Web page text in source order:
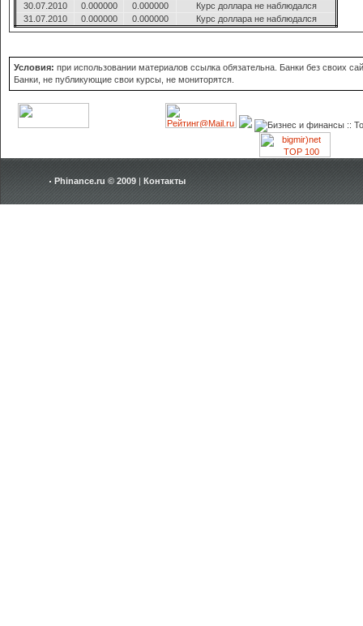
30.07.2010
0.000000 0.000000
Курс доллара не наблюдался
31.07.2010
0.000000 0.000000 Курс доллара не наблюдался
Условия: при использовании материалов ссылка обязательна. Банки без своих
Банки, не публикующие свои курсы, не мониторятся.
Phinance.ru © 2009 | Контакты